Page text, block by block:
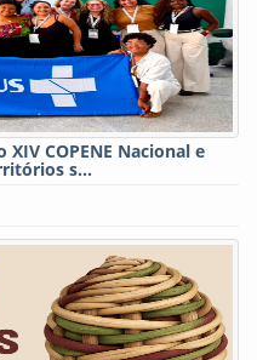
COPENE Nacional e
s...